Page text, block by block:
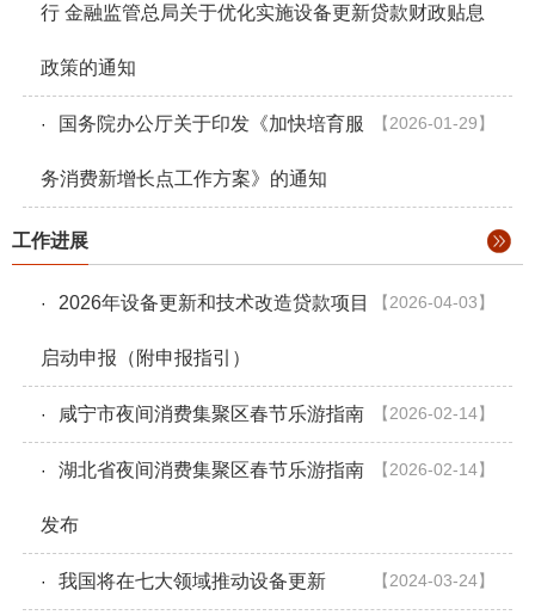
行 金融监管总局关于优化实施设备更新贷款财政贴息
政策的通知
【2026-01-29】
· 国务院办公厅关于印发《加快培育服
务消费新增长点工作方案》的通知
工作进展
【2026-04-03】
· 2026年设备更新和技术改造贷款项目
启动申报（附申报指引）
【2026-02-14】
· 咸宁市夜间消费集聚区春节乐游指南
【2026-02-14】
· 湖北省夜间消费集聚区春节乐游指南
发布
【2024-03-24】
· 我国将在七大领域推动设备更新